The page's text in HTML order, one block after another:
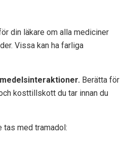
din läkare om alla mediciner
Vissa kan ha farliga
Berätta för
kosttillskott du tar innan du
tas med tramadol: